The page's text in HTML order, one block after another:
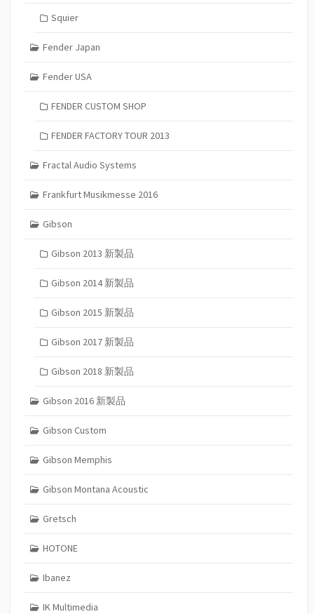
Squier
Fender Japan
Fender USA
FENDER CUSTOM SHOP
FENDER FACTORY TOUR 2013
Fractal Audio Systems
Frankfurt Musikmesse 2016
Gibson
Gibson 2013 新製品
Gibson 2014 新製品
Gibson 2015 新製品
Gibson 2017 新製品
Gibson 2018 新製品
Gibson 2016 新製品
Gibson Custom
Gibson Memphis
Gibson Montana Acoustic
Gretsch
HOTONE
Ibanez
IK Multimedia